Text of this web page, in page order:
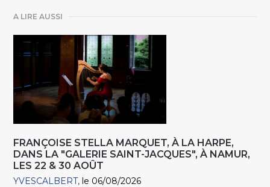
A LIRE AUSSI
FRANÇOISE STELLA MARQUET, À LA HARPE,
DANS LA "GALERIE SAINT-JACQUES", À NAMUR,
LES 22 & 30 AOÛT
YVESCALBERT le 06/08/2026